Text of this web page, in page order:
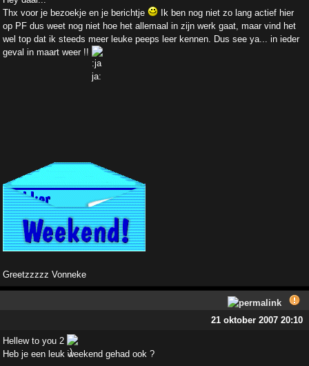
Thx voor je bezoekje en je berichtje
Ik ben nog niet zo lang actief hier
op PF dus weet nog niet hoe het allemaal in zijn werk gaat, maar vind het
wel top dat ik steeds meer leuke peeps leer kennen. Dus see ya... in ieder
geval in maart weer !!
Greetzzzzz Vonneke
21 oktober 2007 20:10
Hellew to you 2
Heb je een leuk weekend gehad ook ?